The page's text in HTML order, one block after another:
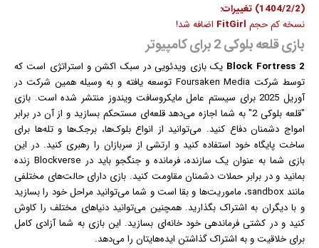
(1404/2/2) تغییرات:
نسخه کم حجم FitGirl اضافه شد!
بازی قلعه بلوکی 2 برای کامپیوتر
Block Fortress 2 یکبازی ویدئویی در سبک اکشن و استراتژی است که
توسط شرکت Foursaken Media توسعه یافته و به وسیله همین شرکت در
آوریل 2025 برای سیستم عامل مایکروسافت
ویندوز منتشر شده است. بازی
"قلعه بلوکی 2" به شما اجازه می‌دهد قلعه‌ای مستحکم بسازید و از آن در برابر
امواج دشمنان دفاع کنید. می‌توانید از انواع بلوک‌ها، برجک‌ها و تله‌ها برای
ساخت پایگاه خود استفاده کنید و ارتشی از سربازان را رهبری کنید. در این
بازی شما به عنوان یک سازنده، فرمانده و جنگجو باید در Blockverse زنده
بمانید و در برابر حملات دشمنان مقاومت کنید. بازی دارای حالت‌های مختلفی
مانند sandbox، ماموریت‌ها و بقا است و شما می‌توانید مراحل خود را بسازید
و با دیگران به اشتراک بگذارید. همچنین می‌توانید دنیاهای مختلف را کاوش
کنید و در کشتی فرماندهی خود خانه‌ای بسازید. این بازی به شما آزادی کامل
برای خلاقیت و به اشتراک گذاشتن ایده‌هایتان را می‌دهد.